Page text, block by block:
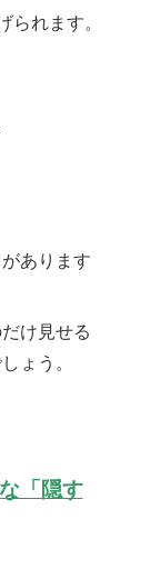
れます。
あります
け見せる
ょう。
「隠す